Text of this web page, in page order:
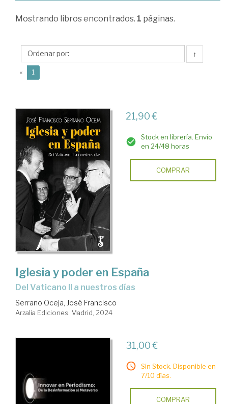
Serrano
José
Francisco
Mostrando libros encontrados. 1 páginas.
↑
« 1
21,90 €
Stock en librería. Envío
en 24/48 horas
COMPRAR
Iglesia y poder en España
del Vaticano II a nuestros días
Serrano Oceja, José Francisco
Arzalia Ediciones. Madrid, 2024
31,00 €
Sin Stock. Disponible en
7/10 días.
COMPRAR